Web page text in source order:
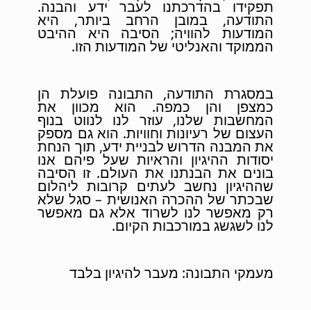
תפקידו בהדרכתנו לעבר ידע והבנה.
התודעה, במובן הרחב ביותר, היא
המודעות להוויה; הסיבה היא ההיבט
הממוקד והאנליטי של המודעות הזו.
במסגרת התודעה, התבונה פועלת הן
כמצפן והן כמפה. הוא מכוון את
המחשבות שלנו, עוזר לנו לנווט בנוף
העצום של רעיונות וחוויות. הוא גם מספק
את המבנה הדרוש לבניית ידע, תוך הנחת
יסודות ההיגיון והראיות שעל פיהם אנו
בונים את הבנתנו את העולם. זו הסיבה
שההיגיון נחשב לעתים קרובות ליהלום
שבכתר של ההכרה האנושית – סגל שלא
רק מאפשר לנו לשרוד אלא גם מאפשר
לנו לשגשג במורכבות הקיום.
מעמקי התבונה: מעבר להיגיון בלבד